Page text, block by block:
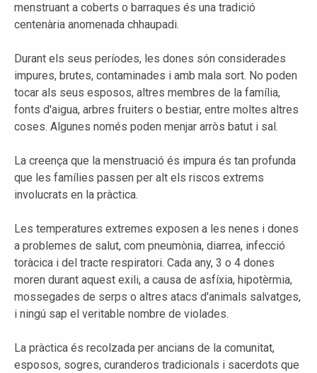
menstruant a coberts o barraques és una tradició
centenària anomenada chhaupadi.
Durant els seus períodes, les dones són considerades
impures, brutes, contaminades i amb mala sort. No poden
tocar als seus esposos, altres membres de la família,
fonts d'aigua, arbres fruiters o bestiar, entre moltes altres
coses. Algunes només poden menjar arròs batut i sal.
La creença que la menstruació és impura és tan profunda
que les famílies passen per alt els riscos extrems
involucrats en la pràctica.
Les temperatures extremes exposen a les nenes i dones
a problemes de salut, com pneumònia, diarrea, infecció
toràcica i del tracte respiratori. Cada any, 3 o 4 dones
moren durant aquest exili, a causa de asfíxia, hipotèrmia,
mossegades de serps o altres atacs d'animals salvatges,
i ningú sap el veritable nombre de violades.
La pràctica és recolzada per ancians de la comunitat,
esposos, sogres, curanderos tradicionals i sacerdots que